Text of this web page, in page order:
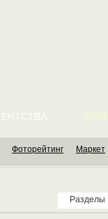
Фоторейтинг Маркет
Разделы